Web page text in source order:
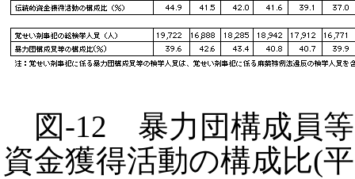
図-12 暴力団構成員等
資金獲得活動の構成比(